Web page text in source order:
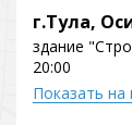
г.Тула,
здание
20:00
Показать на